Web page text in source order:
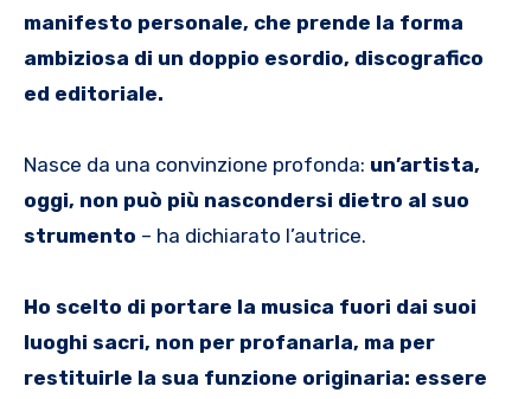
manifesto personale, che prende la forma
ambiziosa di un doppio esordio, discografico
ed editoriale.
Nasce da una convinzione profonda: un’artista,
oggi, non può più nascondersi dietro al suo
strumento – ha dichiarato l’autrice.
Ho scelto di portare la musica fuori dai suoi
luoghi sacri, non per profanarla, ma per
restituirle la sua funzione originaria: essere